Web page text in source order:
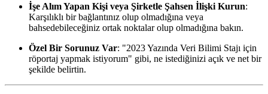
İşe Alım Yapan Kişi veya Şirketle Şahsen İlişki Kurun:
Karşılıklı bir bağlantınız olup olmadığına veya
bahsedebileceğiniz ortak noktalar olup olmadığına bakın.
Özel Bir Sorunuz Var: "2023 Yazında Veri Bilimi Stajı için
röportaj yapmak istiyorum" gibi, ne istediğinizi açık ve net bir
şekilde belirtin.